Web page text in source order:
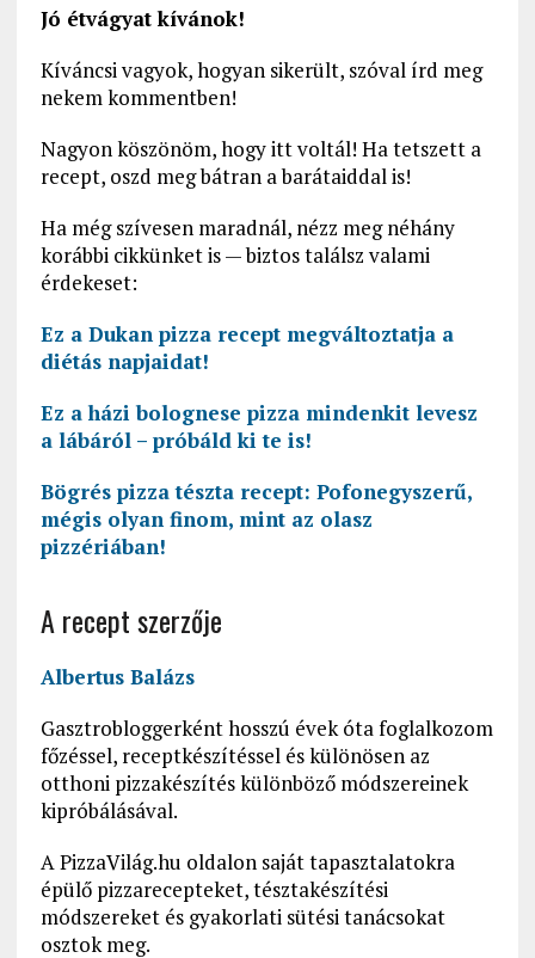
Jó étvágyat kívánok!
Kíváncsi vagyok, hogyan sikerült, szóval írd meg
nekem kommentben!
Nagyon köszönöm, hogy itt voltál! Ha tetszett a
recept, oszd meg bátran a barátaiddal is!
Ha még szívesen maradnál, nézz meg néhány
korábbi cikkünket is — biztos találsz valami
érdekeset:
Ez a Dukan pizza recept megváltoztatja a
diétás napjaidat!
Ez a házi bolognese pizza mindenkit levesz
a lábáról – próbáld ki te is!
Bögrés pizza tészta recept: Pofonegyszerű,
mégis olyan finom, mint az olasz
pizzériában!
A recept szerzője
Albertus Balázs
Gasztrobloggerként hosszú évek óta foglalkozom
főzéssel, receptkészítéssel és különösen az
otthoni pizzakészítés különböző módszereinek
kipróbálásával.
A PizzaVilág.hu oldalon saját tapasztalatokra
épülő pizzarecepteket, tésztakészítési
módszereket és gyakorlati sütési tanácsokat
osztok meg.